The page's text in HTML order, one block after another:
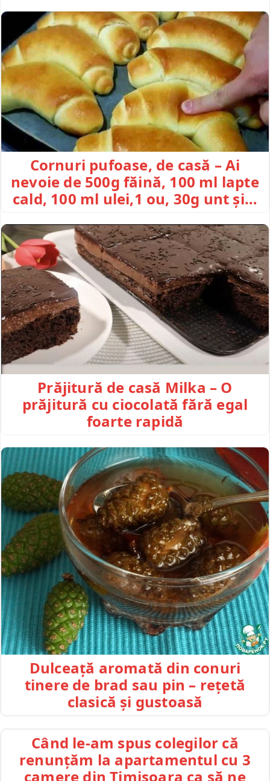
Cornuri pufoase, de casă – Ai
nevoie de 500g făină, 100 ml lapte
cald, 100 ml ulei,1 ou, 30g unt și…
Prăjitură de casă Milka – O
prăjitură cu ciocolată fără egal
foarte rapidă
Dulceață aromată din conuri
tinere de brad sau pin – rețetă
clasică și gustoasă
Când le-am spus colegilor că
renunțăm la apartamentul cu 3
camere din Timișoara ca să ne